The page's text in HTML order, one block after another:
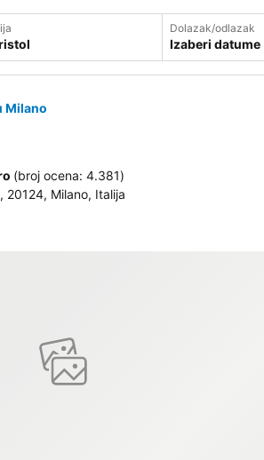
Dolazak/odlazak
Izaberi datume
Milano
(broj ocena: 4.381)
20124, Milano, Italija